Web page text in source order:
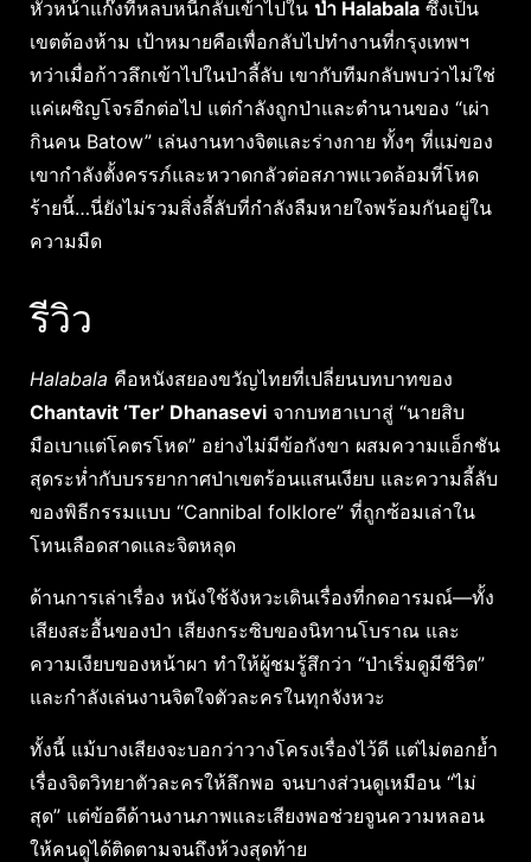
หัวหน้าแก๊งที่หลบหนีกลับเข้าไปใน ป่า Halabala ซึ่งเป็น
เขตต้องห้าม เป้าหมายคือเพื่อกลับไปทำงานที่กรุงเทพฯ
ทว่าเมื่อก้าวลึกเข้าไปในป่าลี้ลับ เขากับทีมกลับพบว่าไม่ใช่
แค่เผชิญโจรอีกต่อไป แต่กำลังถูกป่าและตำนานของ “เผ่า
กินคน Batow” เล่นงานทางจิตและร่างกาย ทั้งๆ ที่แม่ของ
เขากำลังตั้งครรภ์และหวาดกลัวต่อสภาพแวดล้อมที่โหด
ร้ายนี้…นี่ยังไม่รวมสิ่งลี้ลับที่กำลังลืมหายใจพร้อมกันอยู่ใน
ความมืด
รีวิว
Halabala คือหนังสยองขวัญไทยที่เปลี่ยนบทบาทของ
Chantavit ‘Ter’ Dhanasevi จากบทฮาเบาสู่ “นายสิบ
มือเบาแต่โคตรโหด” อย่างไม่มีข้อกังขา ผสมความแอ็กชัน
สุดระห่ำกับบรรยากาศป่าเขตร้อนแสนเงียบ และความลี้ลับ
ของพิธีกรรมแบบ “Cannibal folklore” ที่ถูกซ้อมเล่าใน
โทนเลือดสาดและจิตหลุด
ด้านการเล่าเรื่อง หนังใช้จังหวะเดินเรื่องที่กดอารมณ์—ทั้ง
เสียงสะอื้นของป่า เสียงกระซิบของนิทานโบราณ และ
ความเงียบของหน้าผา ทำให้ผู้ชมรู้สึกว่า “ป่าเริ่มดูมีชีวิต”
และกำลังเล่นงานจิตใจตัวละครในทุกจังหวะ
ทั้งนี้ แม้บางเสียงจะบอกว่าวางโครงเรื่องไว้ดี แต่ไม่ตอกย้ำ
เรื่องจิตวิทยาตัวละครให้ลึกพอ จนบางส่วนดูเหมือน “ไม่
สุด” แต่ข้อดีด้านงานภาพและเสียงพอช่วยจูนความหลอน
ให้คนดูได้ติดตามจนถึงห้วงสุดท้าย